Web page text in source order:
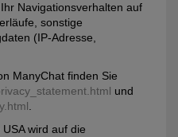
Navigationsverhalten auf
sonstige
(IP-Adresse,
ManyChat finden Sie
und
wird auf die